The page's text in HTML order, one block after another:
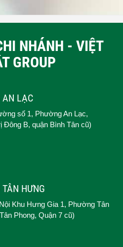
NHÁNH - VIỆT
GROUP
AN LẠC
số 1, Phường An Lạc,
Đông B, quận Bình Tân cũ)
HƯNG
Khu Hưng Gia 1, Phường Tân
Phong, Quận 7 cũ)